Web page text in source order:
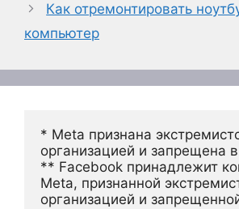
Как отремонтировать
компьютер
* Meta признана
организацией и запрещена
** Facebook принадлежит
Meta, признанной
организацией и